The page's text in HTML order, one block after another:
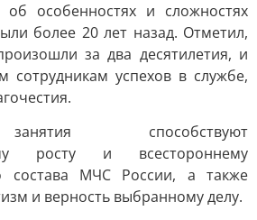
об особенностях и сложностях
более 20 лет назад. Отметил,
за два десятилетия, и
успехов в службе,
способствуют
росту и всестороннему
состава МЧС России, а также
и верность выбранному делу.